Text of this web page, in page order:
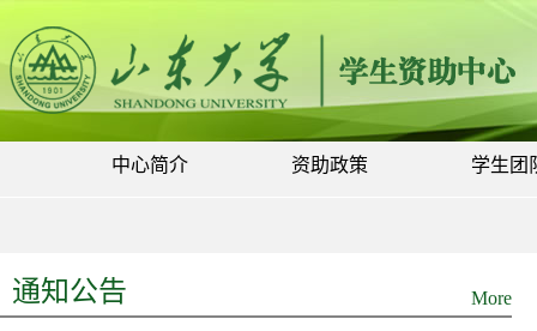
中心简介 资助政策 学生团
通知公告 More